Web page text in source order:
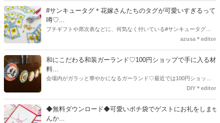
#サンキュータグ＊花嫁さんたちのタグが可愛いすぎるって
噂♡...
プチギフトや席次表などに、何気なく付いている#サンキュータグ実
はほとんどの花嫁さんが手作りしてるってご存知でしたか！？あるの
ま、付いてた方が断然可愛い♡そんなプレ花嫁さんたちの#サンキュー
タグアイデア、探してみました♪
azusa＊editor
和にこだわる和装ガーランド♡100円ショップで手に入る材
料...
会場内がガラッと華やかになるガーランド♡最近では100円ショップ
で既に完成された物が販売されていたり、ネット上でダウンロードし
す。ダウンロードしたデザインを印刷する紙をこだわるプレ花嫁さん
も・・・♡紙質や柄などでガラッと印象が変わりますよね♪
DIY＊editor
◆無料ダウンロード◆可愛いポチ袋でゲストにお礼をしませ
んか...